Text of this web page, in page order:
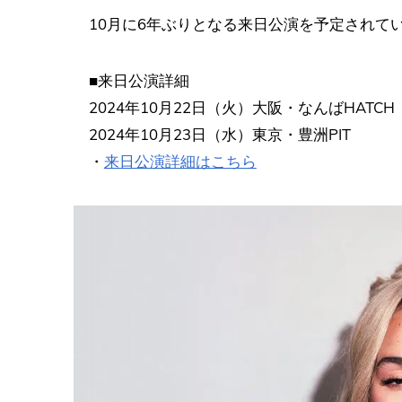
10月に6年ぶりとなる来日公演を予定されて
■来日公演詳細
2024年10月22日（火）大阪・なんばHATCH
2024年10月23日（水）東京・豊洲PIT
・ 来日公演詳細はこちら